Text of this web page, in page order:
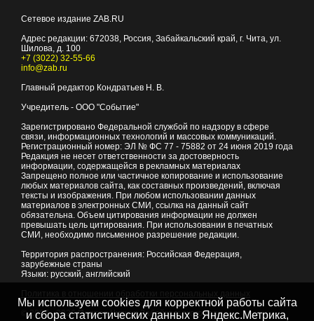
Сетевое издание ZAB.RU
Адрес редакции: 672038 , Россия, Забайкальский край, г. Чита ул.
Шилова, д. 100
+7 (3022) 32-55-66
info@zab.ru
Главный редактор Кондратьев Н. В.
Учредитель - ООО "Событие"
Зарегистрировано Федеральной службой по надзору в сфере
связи, информационных технологий и массовых коммуникаций.
Регистрационный номер: ЭЛ № ФС 77 - 75882 от 24 июня 2019 года
Редакция не несет ответственности за достоверность
информации, содержащейся в рекламных материалах
Запрещено полное или частичное копирование и использование
любых материалов сайта, как составных произведений, включая
тексты и изображения. При любом использовании данных
материалов в электронных СМИ, ссылка на данный сайт
обязательна. Объем цитирования информации не должен
превышать цель цитирования. При использовании в печатных
СМИ, необходимо письменное разрешение редакции.
Территория распространения: Российская Федерация,
зарубежные страны
Языки: русский, английский
© 2007 - 2026Портал Читы и Забайкальского края
Мы используем cookies для корректной работы сайта
и сбора статистических данных в Яндекс.Метрика,